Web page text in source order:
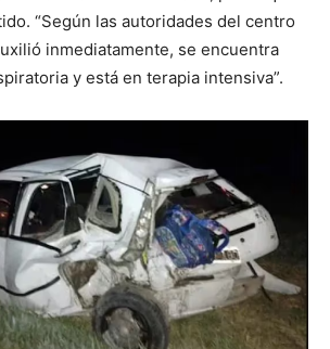
“Según las autoridades del centro
inmediatamente, se encuentra
y está en terapia intensiva”.